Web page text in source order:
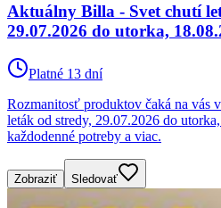
Aktuálny Billa - Svet chutí
29.07.2026 do utorka,
Platné 13 dní
Rozmanitosť produktov čaká na
leták od stredy, 29.07.2026 do
každodenné potreby a viac.
Zobraziť Sledovať